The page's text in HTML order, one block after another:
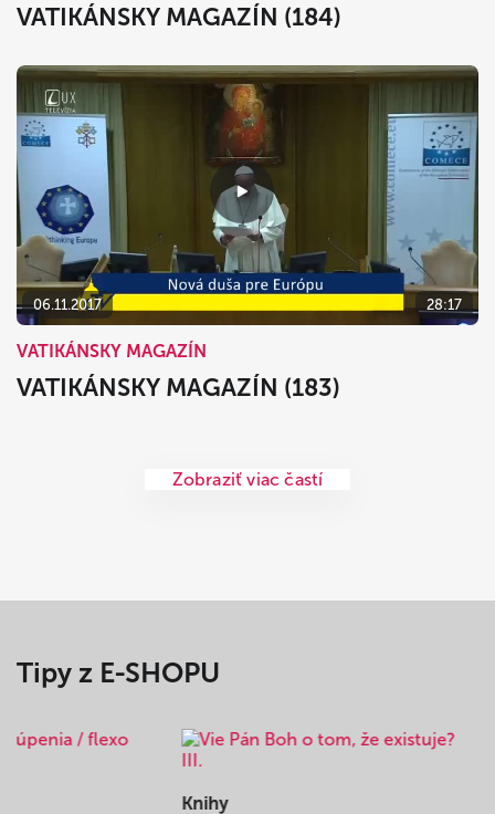
VATIKÁNSKY MAGAZÍN (184)
06.11.2017 28:17
VATIKÁNSKY MAGAZÍN
VATIKÁNSKY MAGAZÍN (183)
Zobraziť viac častí
Tipy z E-SHOPU
Knihy